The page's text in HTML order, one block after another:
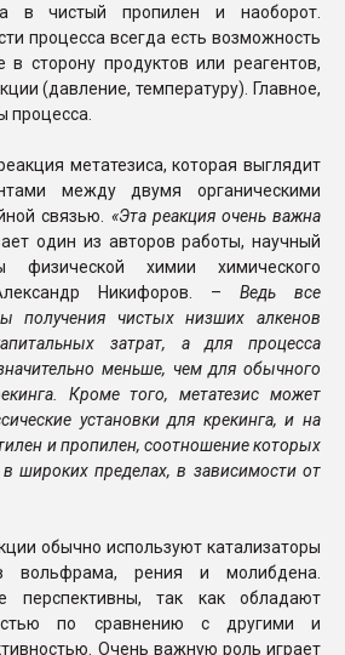
в чистый пропилен и наоборот.
процесса всегда есть возможность
в сторону продуктов или реагентов,
(давление, температуру). Главное,
процесса.
метатезиса, которая выглядит
между двумя органическими
связью. «Эта реакция очень важна
один из авторов работы, научный
физической химии химического
Никифоров. – Ведь все
получения чистых низших алкенов
затрат, а для процесса
меньше, чем для обычного
Кроме того, метатезис может
установки для крекинга, и на
и пропилен, соотношение которых
широких пределах, в зависимости от
обычно используют катализаторы
вольфрама, рения и молибдена.
перспективны, так как обладают
по сравнению с другими и
Очень важную роль играет